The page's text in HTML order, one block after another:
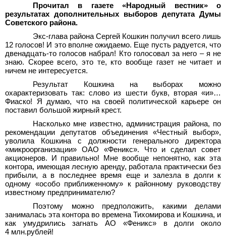
Прочитал в газете «Народный вестник» о
результатах дополнительных выборов депутата Думы
Советского района.
Экс-глава района Сергей Кошкин получил всего лишь
12 голосов! И это вполне ожидаемо. Еще пусть радуется, что
двенадцать-то голосов набрал! Кто голосовал за него – я не
знаю. Скорее всего, это те, кто вообще газет не читает и
ничем не интересуется.
Результат Кошкина на выборах можно
охарактеризовать так: слово из шести букв, вторая «и»…
Фиаско! Я думаю, что на своей политической карьере он
поставил большой жирный крест.
Насколько мне известно, администрация района, по
рекомендации депутатов объединения «Честный выбор»,
уволила Кошкина с должности генерального директора
«микроорганизации» ОАО «Феникс». Что и сделал совет
акционеров. И правильно! Мне вообще непонятно, как эта
контора, имеющая лесную аренду, работала практически без
прибыли, а в последнее время еще и залезла в долги к
одному «особо приближенному» к районному руководству
известному предпринимателю?
Поэтому можно предположить, какими делами
занималась эта контора во времена Тихомирова и Кошкина, и
как умудрились загнать АО «Феникс» в долги около
4 млн.рублей!